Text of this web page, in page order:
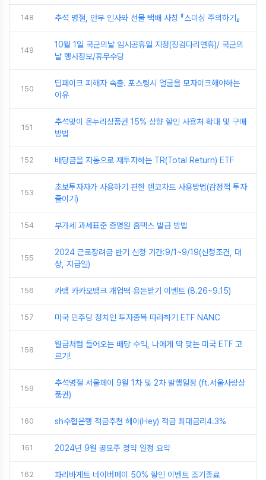
148 추석 명절, 안부 인사와 선물 택배 사칭 『스미싱 주의하기』
149
10월 1일 국군의날 임시공휴일 지정(징검다리연휴)/ 국군의
날 행사정보/휴무수당
150
딥페이크 피해자 속출. 포스팅시 얼굴을 모자이크해야하는
이유
151
추석맞이 온누리상품권 15% 상향 할인 사용처 확대 및 구매
방법
152 배당금을 자동으로 재투자하는 TR(Total Return) ETF
153
초보투자자가 사용하기 편한 렌코차트 사용방법(감정적 투자
줄이기)
154 부가세 과세표준 증명원 홈택스 발급 방법
155
2024 근로장려금 반기 신청 기간:9/1~9/19(신청조건, 대
상, 지급일)
156 카뱅 카카오뱅크 개업떡 용돈받기 이벤트 (8.26~9.15)
157 미국 민주당 정치인 투자종목 따라하기 ETF NANC
158
월급처럼 들어오는 배당 수익, 나에게 딱 맞는 미국 ETF 고
르기!
159
추석명절 서울페이 9월 1차 및 2차 발행일정 (ft.서울사랑상
품권)
160 sh수협은행 적금추천 헤이(Hey) 적금 최대금리4.3%
161 2024년 9월 공모주 청약 일정 요약
162 파리바게트 네이버페이 50% 할인 이벤트 조기종료